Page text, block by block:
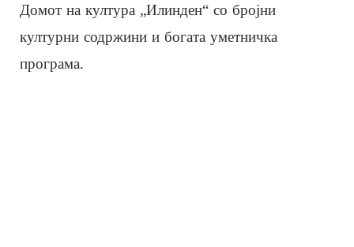
Домот на култура „Илинден“ со бројни
културни содржини и богата уметничка
програма.